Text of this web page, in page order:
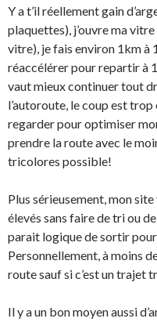
Y a t’il réellement gain
plaquettes), j’ouvre ma
vitre), je fais environ 1km à
réaccélérer pour repartir à
vaut mieux continuer tout
l’autoroute, le coup est trop
regarder pour optimiser
prendre la route avec le
tricolores possible!
Plus sérieusement, mon
élevés sans faire de tri ou
parait logique de sortir
Personnellement, à moins
route sauf si c’est un trajet
Il y a un bon moyen aussi